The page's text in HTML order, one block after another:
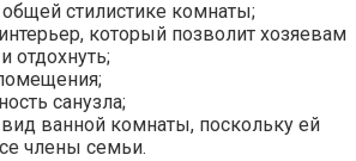
общей стилистике комнаты;
который позволит хозяевам
отдохнуть;
санузла;
ванной комнаты, поскольку ей
члены семьи.